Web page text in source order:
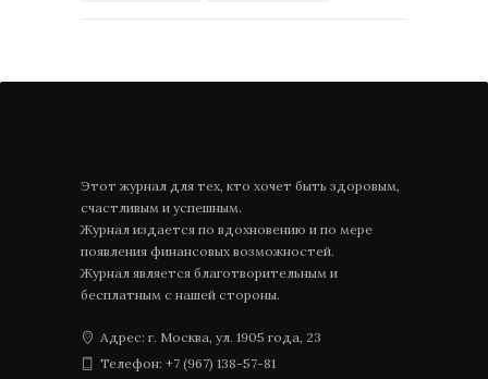
Этот журнал для тех, кто хочет быть здоровым,
счастливым и успешным.
Журнал издается по вдохновению и по мере
появления финансовых возможностей.
Журнал является благотворительным и
бесплатным с нашей стороны.
Адрес: г. Москва, ул. 1905 года, 23
Телефон: +7 (967) 138-57-81